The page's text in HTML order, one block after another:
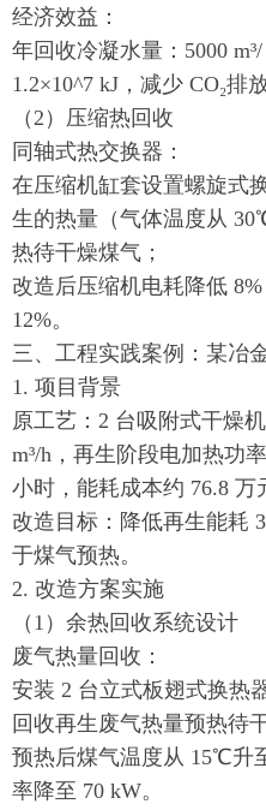
经济效益：
年回收冷凝水量：5000
1.2×10^7 kJ，减少 CO₂排
（2）压缩热回收
同轴式热交换器：
在压缩机缸套设置螺旋式
生的热量（气体温度从
热待干燥煤气；
改造后压缩机电耗降低
12%。
三、工程实践案例：某冶
1. 项目背景
原工艺：2 台吸附式干燥
m³/h，再生阶段电加热功
小时，能耗成本约 76.8 万
改造目标：降低再生能耗
于煤气预热。
2. 改造方案实施
（1）余热回收系统设计
废气热量回收：
安装 2 台立式板翅式换热
回收再生废气热量预热待
预热后煤气温度从 15℃升
率降至 70 kW。